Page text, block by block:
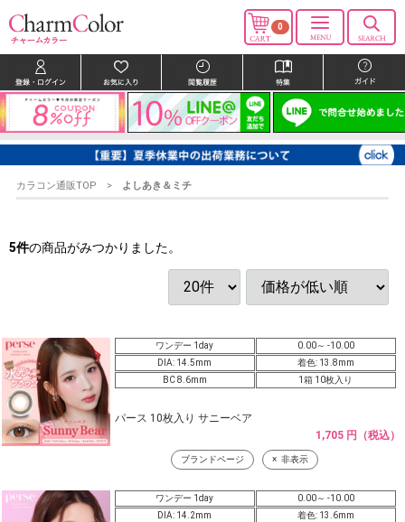
0
カラコン通販TOP よしあき＆ミチ
5件の商品がみつかりました。
ワンデー 1day
0.00～ -10.00
DIA: 14.5mm
着色: 13.8mm
BC 8.6mm
1箱 10枚入り
パース 10枚入り サニーベア
1,705 円（税込）
ブランドページ 非表示
ワンデー 1day
0.00～ -10.00
DIA: 14.2mm
着色: 13.6mm